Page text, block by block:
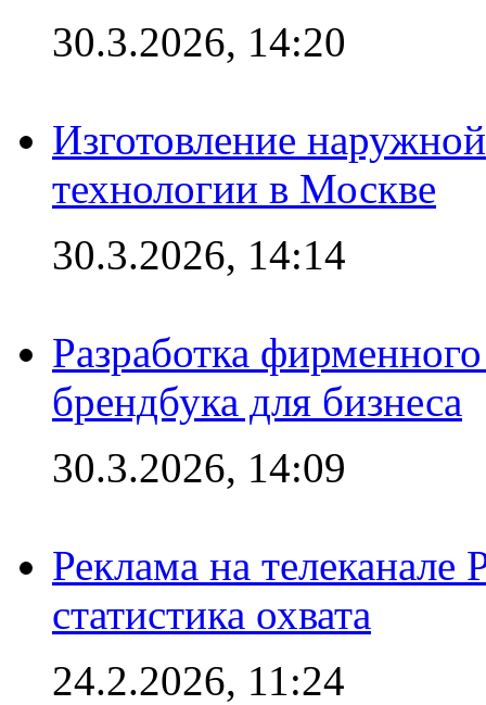
30.3.2026, 14:20
Изготовление
технологии в Москве
30.3.2026, 14:14
Разработка
брендбука для бизнеса
30.3.2026, 14:09
Реклама на
статистика охвата
24.2.2026, 11:24